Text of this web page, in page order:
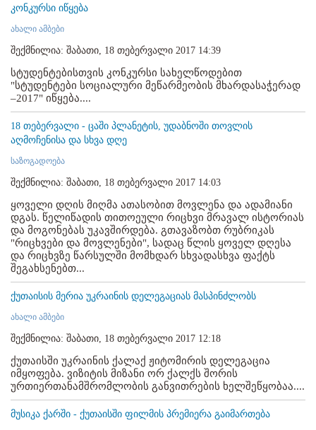
კონკურსი იწყება
ახალი ამბები
შექმნილია: შაბათი, 18 თებერვალი 2017 14:39
სტუდენტებისთვის კონკურსი სახელწოდებით
"სტუდენტები სოციალური მეწარმეობის მხარდასაჭერად
–2017" იწყება....
18 თებერვალი - ცაში პლანეტის, უდაბნოში თოვლის
აღმოჩენისა და სხვა დღე
საზოგადოება
შექმნილია: შაბათი, 18 თებერვალი 2017 14:03
ყოველი დღის მიღმა ათასობით მოვლენა და ადამიანი
დგას. წელიწადის თითოეული რიცხვი მრავალ ისტორიას
და მოგონებას უკავშირდება. გთავაზობთ რუბრიკას
"რიცხვები და მოვლენები", სადაც წლის ყოველ დღესა
და რიცხვზე წარსულში მომხდარ სხვადასხვა ფაქტს
შეგახსენებთ...
ქუთაისის მერია უკრაინის დელეგაციას მასპინძლობს
ახალი ამბები
შექმნილია: შაბათი, 18 თებერვალი 2017 12:18
ქუთაისში უკრაინის ქალაქ ჟიტომირის დელეგაცია
იმყოფება. ვიზიტის მიზანი ორ ქალქს შორის
ურთიერთანამშრომლობის განვითრების ხელშეწყობაა....
მუსიკა ქარში - ქუთაისში ფილმის პრემიერა გაიმართება